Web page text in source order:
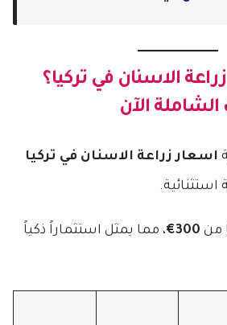
الاسنان في تركيا؟
الآن
اسعار زراعة الاسنان في تركيا
استثنائية.
من 300€ ، مما يمثل استثماراً ذكياً